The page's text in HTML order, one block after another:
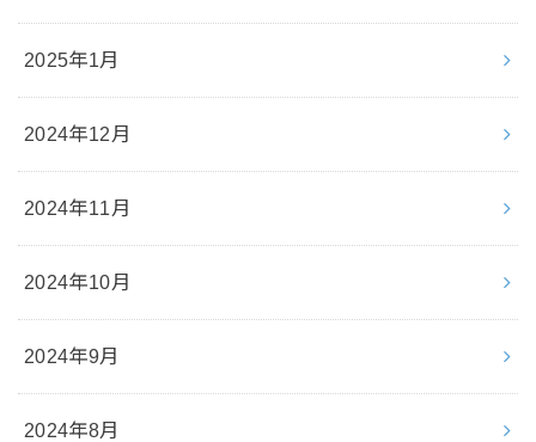
2025年1月
2024年12月
2024年11月
2024年10月
2024年9月
2024年8月